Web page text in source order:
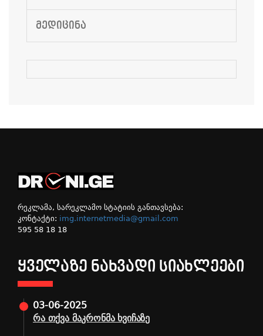
ᲛᲔᲓᲘᲪᲘᲜᲐ
რეკლამა, სარეკლამო სტატიის განთავსება:
კონტაქტი: img.internetmedia@gmail.com
595 58 18 18
ᲧᲕᲔᲚᲐᲖᲔ ᲜᲐᲮᲕᲐᲓᲘ ᲡᲘᲐᲮᲚᲔᲔᲑᲘ
03-06-2025
რა თქვა მაკრონმა ხვიჩაზე